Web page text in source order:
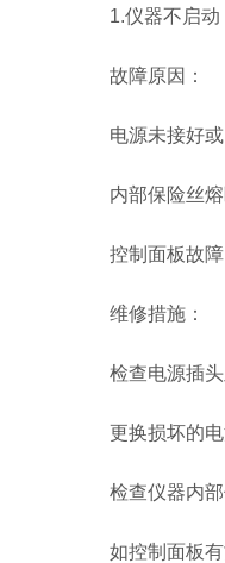
1.仪器不启动
故障原因：
电源未接好或
内部保险丝熔
控制面板故障
维修措施：
检查电源插头
更换损坏的电
检查仪器内部
如控制面板有